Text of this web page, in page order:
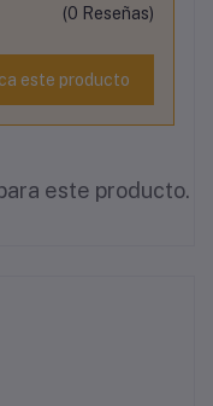
(0 Reseñas)
este producto
este producto.